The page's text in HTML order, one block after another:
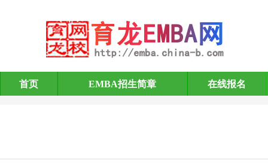
EMBA招生简章
首页 EMBA招生简章 在线报名